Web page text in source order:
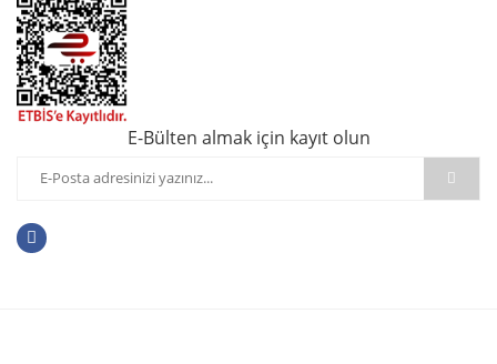
E-Bülten almak için kayıt olun